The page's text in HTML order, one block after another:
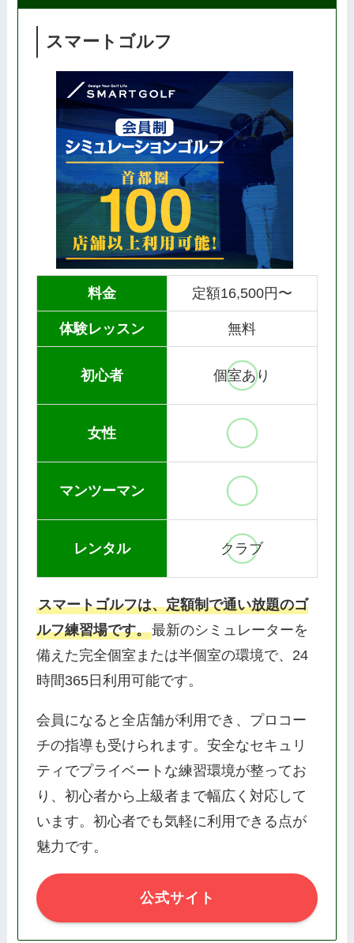
スマートゴルフ
料金 定額16,500円〜
体験レッスン 無料
初心者 個室あり
女性
マンツーマン
レンタル クラブ
スマートゴルフは、定額制で通い放題のゴ
ルフ練習場です。最新のシミュレーターを
備えた完全個室または半個室の環境で、24
時間365日利用可能です。
会員になると全店舗が利用でき、プロコー
チの指導も受けられます。安全なセキュリ
ティでプライベートな練習環境が整ってお
り、初心者から上級者まで幅広く対応して
います。初心者でも気軽に利用できる点が
魅力です。
公式サイト